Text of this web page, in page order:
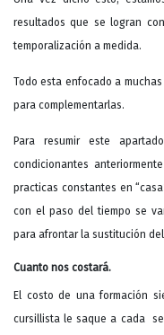
resultados que se logran
temporalización a medida.
Todo esta enfocado a
para complementarlas.
Para resumir este
condicionantes
practicas constantes en
con el paso del tiempo se
para afrontar la sustitución
Cuanto nos costará.
El costo de una formación
cursillista le saque a cada